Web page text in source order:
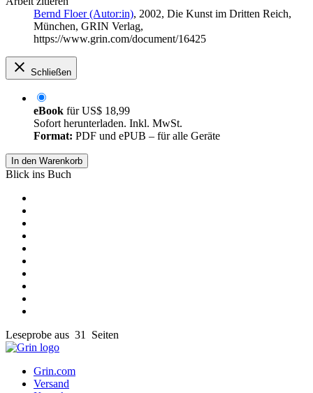
Bernd Floer (Autor:in), 2002, Die Kunst im Dritten Reich,
München, GRIN Verlag,
https://www.grin.com/document/16425
Schließen
eBook fürUS$ 18,99
Sofort herunterladen. Inkl. MwSt.
Format: PDF und ePUB – für alle Geräte
In den Warenkorb
Blick ins Buch
Leseprobe aus 31 Seiten
Grin.com
Versand